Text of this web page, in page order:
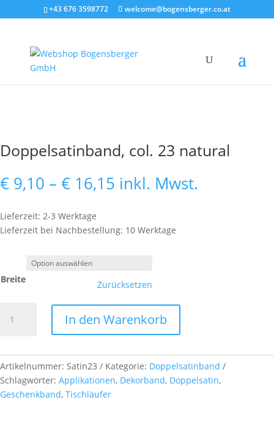
+43 676 3598772 welcome@bogensberger.co.at
Doppelsatinband, col. 23 natural
€ 9,10 – € 16,15 Preisspanne:
€ 9,10
€ 16,15
inkl. Mwst.
Lieferzeit: 2-3 Werktage
Lieferzeit bei Nachbestellung: 10 Werktage
Breite Zurücksetzen
Doppelsatinband,
col.
Menge
In den Warenkorb
Artikelnummer: Satin23 Kategorie: Doppelsatinband
Schlagwörter: Applikationen, Dekorband, Doppelsatin,
Geschenkband, Tischläufer